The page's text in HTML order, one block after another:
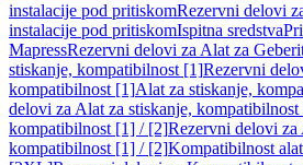
instalacije pod pritiskomRezervni delovi
instalacije pod pritiskomIspitna sredstva
MapressRezervni delovi za Alat za
stiskanje, kompatibilnost [1]Rezervni
kompatibilnost [1]Alat za stiskanje,
delovi za Alat za stiskanje,
kompatibilnost [1] / [2]Rezervni delovi za
kompatibilnost [1] / [2]Kompatibilnost